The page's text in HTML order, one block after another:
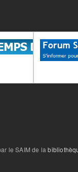
le SAIM de la